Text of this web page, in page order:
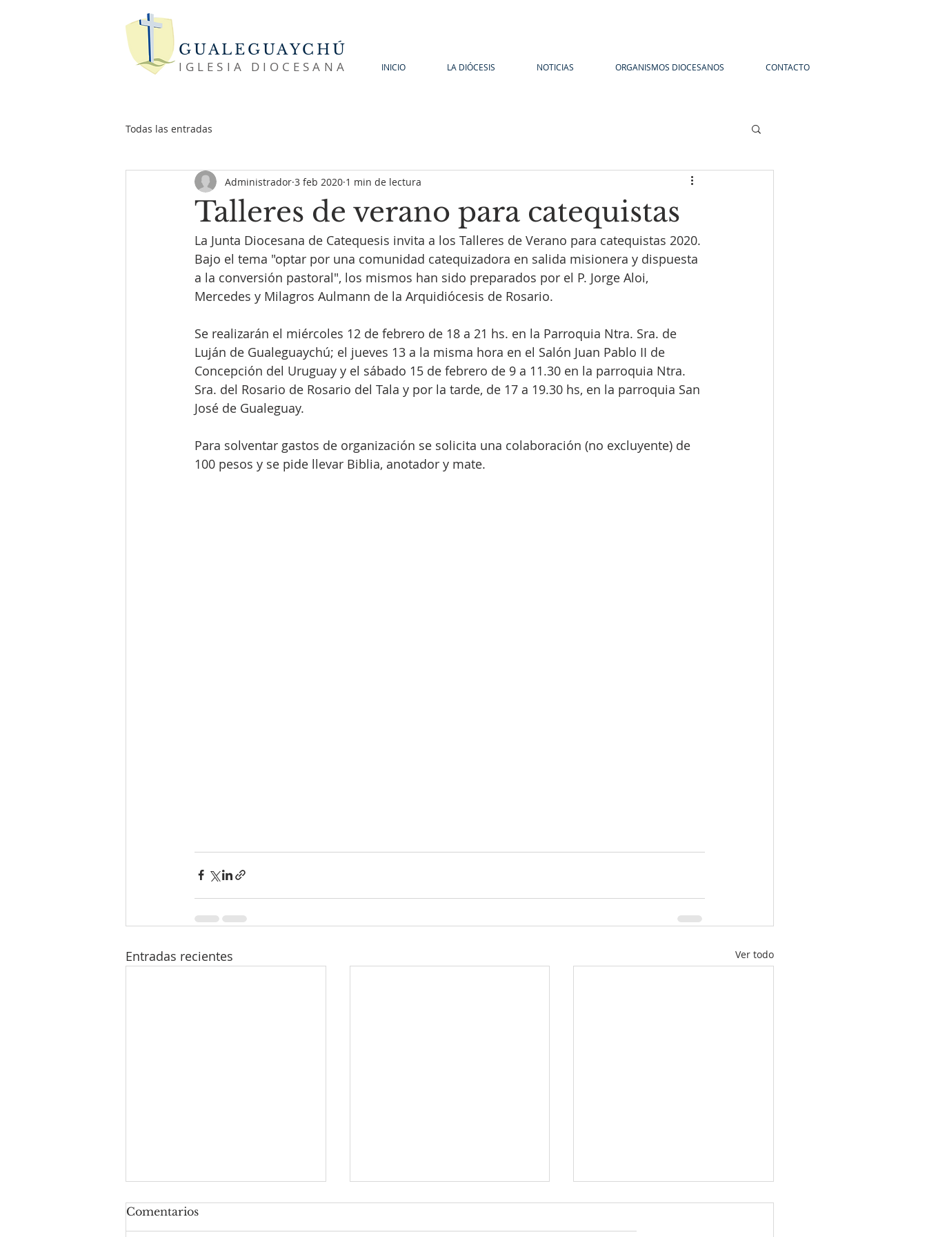
GUALEGUAYCHÚ
IGLESIA DIOCESANA INICIO LA DIÓCESIS NOTICIAS ORGANISMOS DIOCESANOS CONTACTO
Todas las entradas
Talleres de verano para catequistas
Administrador 3 feb 2020 1 min de lectura
La Junta Diocesana de Catequesis invita a los Talleres de Verano para catequistas 2020.
Bajo el tema "optar por una comunidad catequizadora en salida misionera y dispuesta
a la conversión pastoral", los mismos han sido preparados por el P. Jorge Aloi,
Mercedes y Milagros Aulmann de la Arquidiócesis de Rosario.
Se realizarán el miércoles 12 de febrero de 18 a 21 hs. en la Parroquia Ntra. Sra. de
Luján de Gualeguaychú; el jueves 13 a la misma hora en el Salón Juan Pablo II de
Concepción del Uruguay y el sábado 15 de febrero de 9 a 11.30 en la parroquia Ntra.
Sra. del Rosario de Rosario del Tala y por la tarde, de 17 a 19.30 hs, en la parroquia San
José de Gualeguay.
Para solventar gastos de organización se solicita una colaboración (no excluyente) de
100 pesos y se pide llevar Biblia, anotador y mate.
Entradas recientes Ver todo
Comentarios